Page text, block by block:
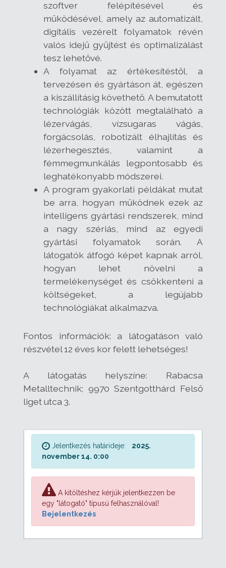
szoftver felépítésével és
működésével, amely az automatizált,
digitális vezérelt folyamatok révén
valós idejű gyűjtést és optimalizálást
tesz lehetővé.
A folyamat az értékesítéstől, a
tervezésen és gyártáson át, egészen
a kiszállításig követhető. A bemutatott
technológiák között megtalálható a
lézervágás, vízsugaras vágás,
forgácsolás, robotizált élhajlítás és
lézerhegesztés, valamint a
fémmegmunkálás legpontosabb és
leghatékonyabb módszerei.
A program gyakorlati példákat mutat
be arra, hogyan működnek ezek az
intelligens gyártási rendszerek, mind
a nagy szériás, mind az egyedi
gyártási folyamatok során. A
látogatók átfogó képet kapnak arról,
hogyan lehet növelni a
termelékenységet és csökkenteni a
költségeket, a legújabb
technológiákat alkalmazva.
Fontos információk: a látogatáson való
részvétel 12 éves kor felett lehetséges!
A látogatás helyszíne: Rabacsa
Metalltechnik; 9970 Szentgotthárd Felső
liget utca 3.
Jelentkezés határideje:
2025.
november 14. 0:00
A kitöltéshez kérjük jelentkezzen be
egy "látogató" típusú felhasználóval!
Bejelentkezés